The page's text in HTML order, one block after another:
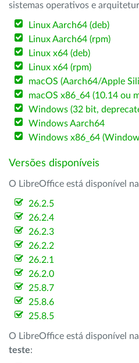
sistemas operativos e
Linux Aarch64 (deb)
Linux Aarch64 (rpm)
Linux x64 (deb)
Linux x64 (rpm)
macOS (Aarch64/Apple
macOS x86_64 (10.14 ou
Windows (32 bit,
Windows Aarch64
Windows x86_64
Versões disponíveis
O LibreOffice está disponível
26.2.5
26.2.4
26.2.3
26.2.2
26.2.1
26.2.0
25.8.7
25.8.6
25.8.5
O LibreOffice está disponível
teste: